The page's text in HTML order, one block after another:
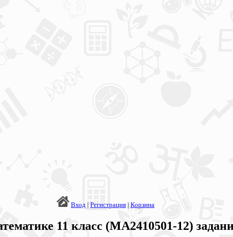
Вход | Регистрация | Корзина
11 класс (МА2410501-12)